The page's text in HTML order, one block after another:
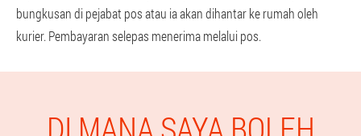
bungkusan di pejabat pos atau ia akan dihantar ke rumah oleh
kurier. Pembayaran selepas menerima melalui pos.